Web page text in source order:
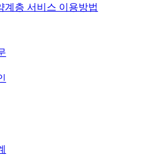
계층 서비스 이용방법